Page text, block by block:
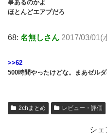
事あるのかよ
ほとんどエアプだろ
68: 名無しさん 2017/03/01(
>>62
500時間やったけどな。まあゼル
2chまとめ レビュー・評価
シェ